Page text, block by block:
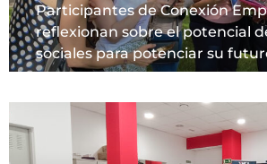
Participantes de Conexión
reflexionan sobre el potencial
sociales para potenciar su